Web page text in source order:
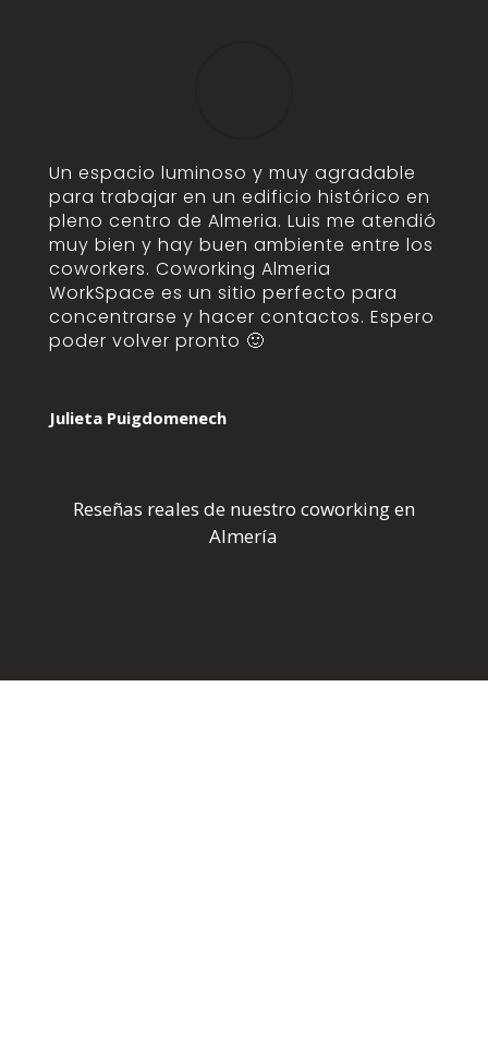
Un espacio luminoso y muy agradable
para trabajar en un edificio histórico en
pleno centro de Almeria. Luis me atendió
muy bien y hay buen ambiente entre los
coworkers. Coworking Almeria
WorkSpace es un sitio perfecto para
concentrarse y hacer contactos. Espero
poder volver pronto 🙂
Julieta Puigdomenech
Reseñas reales de nuestro coworking en
Almería